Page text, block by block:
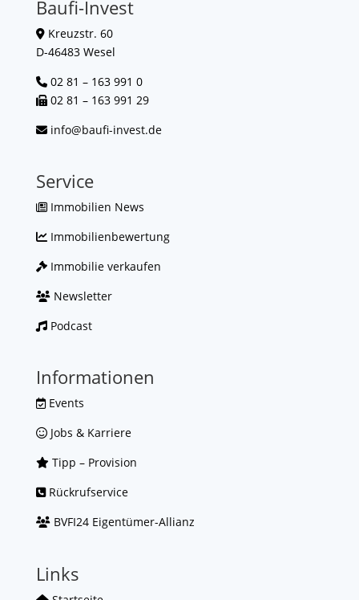
Baufi-Invest
Kreuzstr. 60
D-46483 Wesel
02 81 – 163 991 0
02 81 – 163 991 29
info@baufi-invest.de
Service
Immobilien News
Immobilienbewertung
Immobilie verkaufen
Newsletter
Podcast
Informationen
Events
Jobs & Karriere
Tipp – Provision
Rückrufservice
BVFI24 Eigentümer-Allianz
Links